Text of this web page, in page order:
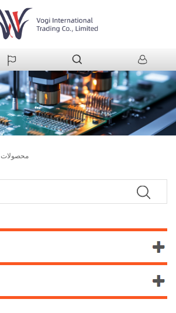
محصولات